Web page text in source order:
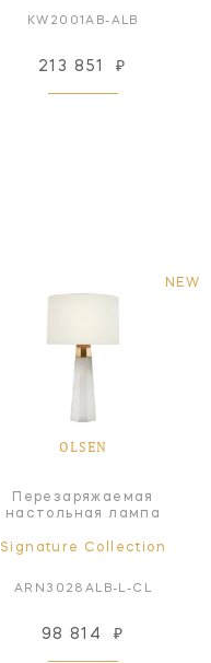
KW2001AB-ALB
213 851 ₽
NEW
OLSEN
Перезаряжаемая
настольная лампа
Signature Collection
ARN3028ALB-L-CL
98 814 ₽